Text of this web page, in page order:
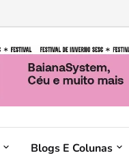
Blogs E Colunas